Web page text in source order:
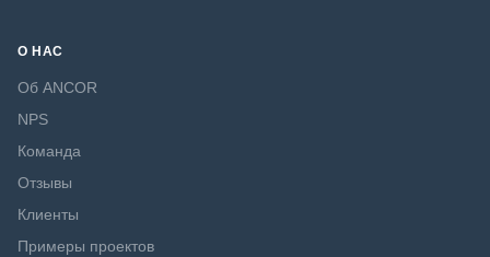
О НАС
Об ANCOR
NPS
Команда
Отзывы
Клиенты
Примеры проектов